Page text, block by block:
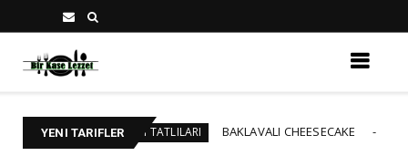
YENI TARIFLER
BAYRAM TATLILARI BAKLAVALI CHEESECAKE NEW ŞEKER